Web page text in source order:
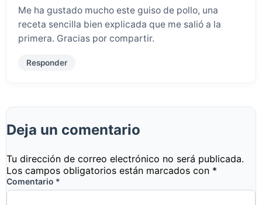
Me ha gustado mucho este guiso de pollo, una
receta sencilla bien explicada que me salió a la
primera. Gracias por compartir.
Responder
Deja un comentario
Tu dirección de correo electrónico no será publicada.
Los campos obligatorios están marcados con *
Comentario *